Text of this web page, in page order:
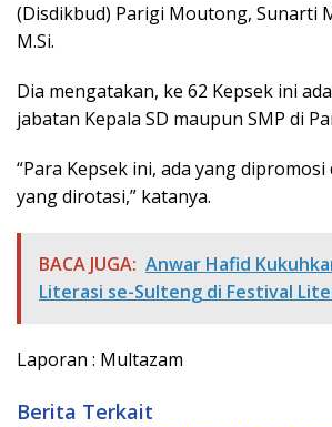
(Disdikbud) Parigi Moutong, Sunarti
M.Si.
Dia mengatakan, ke 62 Kepsek ini
jabatan Kepala SD maupun SMP di
“Para Kepsek ini, ada yang dipromosi
yang dirotasi,” katanya.
BACA JUGA: Anwar Hafid
Literasi se-Sulteng di Festival
Laporan : Multazam
Berita Terkait